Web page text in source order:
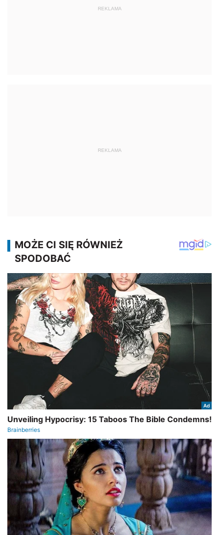
REKLAMA
REKLAMA